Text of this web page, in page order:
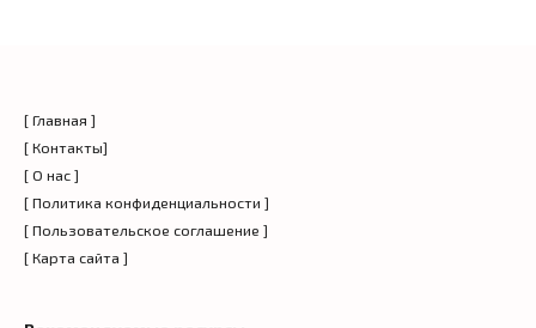
[ Главная ]
[ Контакты]
[ О нас ]
[ Политика конфиденциальности ]
[ Пользовательское соглашение ]
[ Карта сайта ]